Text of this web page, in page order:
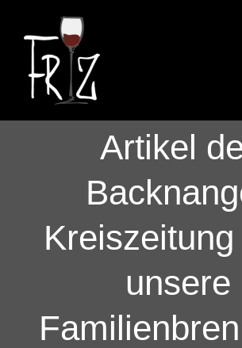
springen
Artikel
unsere